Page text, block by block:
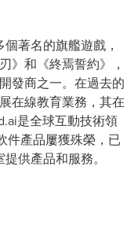
著名的旗艦遊戲，
》和《終焉誓約》，
發商之一。在過去的
在線教育業務，其在
是全球互動技術領
件產品屢獲殊榮，已
供產品和服務。